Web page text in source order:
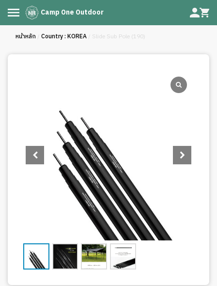
Camp One Outdoor
หน้าหลัก / Country : KOREA / Slide Sub Pole (190)